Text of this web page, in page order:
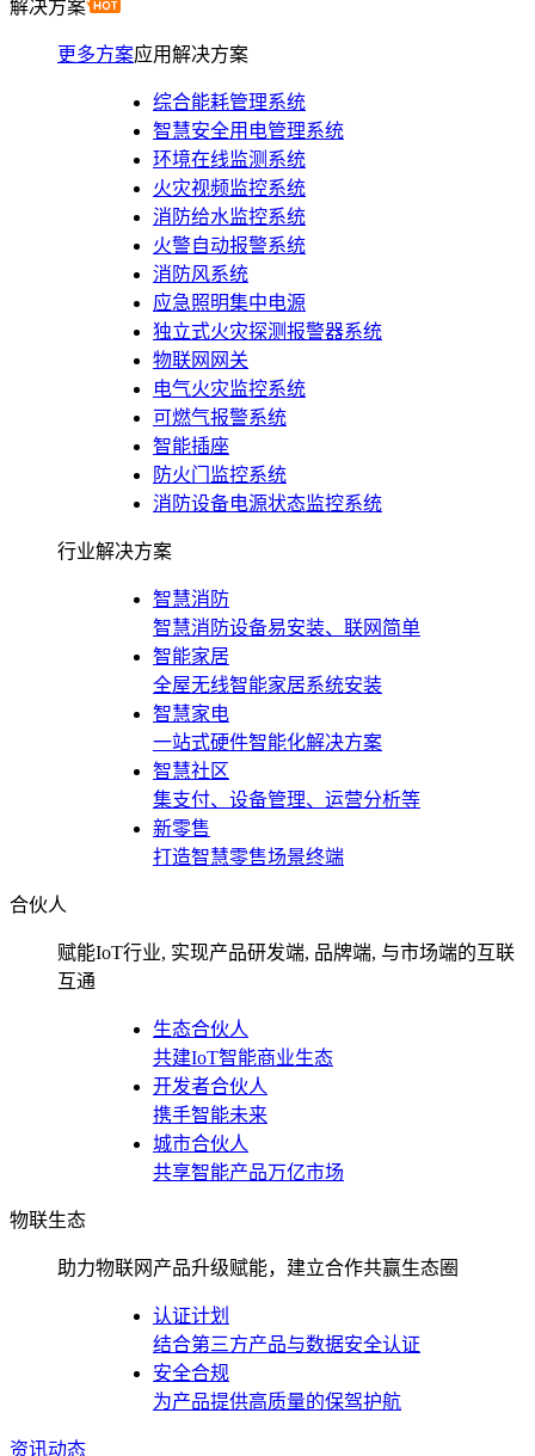
解决方案
更多方案应用解决方案
综合能耗管理系统
智慧安全用电管理系统
环境在线监测系统
火灾视频监控系统
消防给水监控系统
火警自动报警系统
消防风系统
应急照明集中电源
独立式火灾探测报警器系统
物联网网关
电气火灾监控系统
可燃气报警系统
智能插座
防火门监控系统
消防设备电源状态监控系统
行业解决方案
智慧消防
智慧消防设备易安装、联网简单
智能家居
全屋无线智能家居系统安装
智慧家电
一站式硬件智能化解决方案
智慧社区
集支付、设备管理、运营分析等
新零售
打造智慧零售场景终端
合伙人
赋能IoT行业, 实现产品研发端, 品牌端, 与市场端的互联
互通
生态合伙人
共建IoT智能商业生态
开发者合伙人
携手智能未来
城市合伙人
共享智能产品万亿市场
物联生态
助力物联网产品升级赋能，建立合作共赢生态圈
认证计划
结合第三方产品与数据安全认证
安全合规
为产品提供高质量的保驾护航
资讯动态